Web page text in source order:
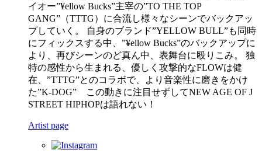
イオー”¥ellow Bucks”主宰の”TO THE TOP
GANG”（TTTG）に合流し様々なシーンでバックアッ
プしていく。 自身のブランド”YELLOW BULL”も同時
にフィックスする中、”¥ellow Bucks”のバックアップに
より、再びシーンのど真ん中、表舞台に殴りこみ。 独
特の感性から生まれる、優しく攻撃的なFLOWは健
在、”TTTG”とのコラボで、より音楽性に磨きをかけ
た”K-DOG” この動きに注目せずしてNEW AGE OF J
STREET HIPHOPは語れない！
Artist page